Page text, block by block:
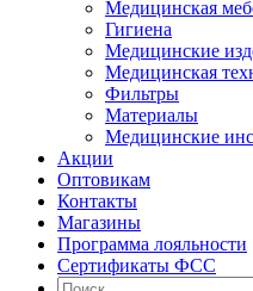
Медицинская
Гигиена
Медицинские
Медицинская
Фильтры
Материалы
Медицинские
Акции
Оптовикам
Контакты
Магазины
Программа лояльности
Сертификаты ФСС